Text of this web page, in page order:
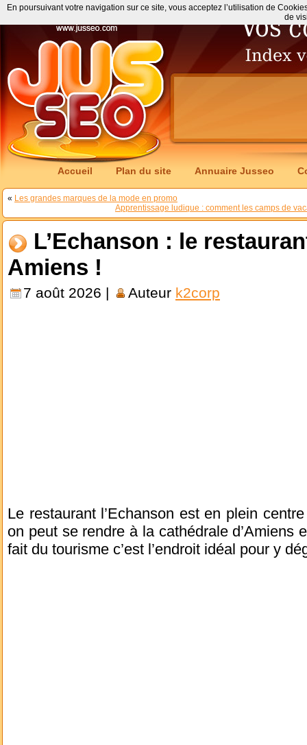
Accueil Plan du site Annuaire Jusseo
« Les grandes marques de la mode en promo
Apprentissage ludique : comment les camps de
L’Echanson : le
Amiens !
7 août 2026 | Auteur k2corp
Le restaurant l’Echanson est en plein
on peut se rendre à la cathédrale d’Amiens
fait du tourisme c’est l’endroit idéal pour y
En poursuivant votre navigation sur ce site, vous acceptez l’utilisation de
de